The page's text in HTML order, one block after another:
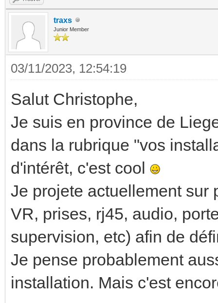
traxs
Junior Member
03/11/2023, 12:54:19
Salut Christophe,
Je suis en province de
dans la rubrique "vos
d'intérêt, c'est cool
Je projete actuellement sur
VR, prises, rj45, audio,
supervision, etc) afin de
Je pense probablement
installation. Mais c'est